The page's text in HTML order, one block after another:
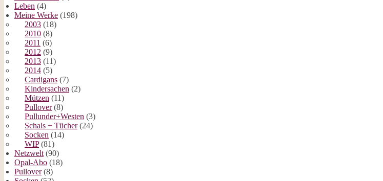
Leben (4)
Meine Werke (198)
2003 (18)
2010 (8)
2011 (6)
2012 (9)
2013 (11)
2014 (5)
Cardigans (7)
Kindersachen (2)
Mützen (11)
Pullover(8)
Pullunder+Westen (3)
Schals + Tücher(24)
Socken (14)
WIP(81)
Netzwelt (90)
Opal-Abo (18)
Pullover(8)